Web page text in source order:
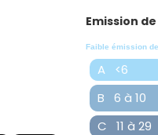
Emission
Faible émission
A <6
B 6 à 10
C 11 à 29